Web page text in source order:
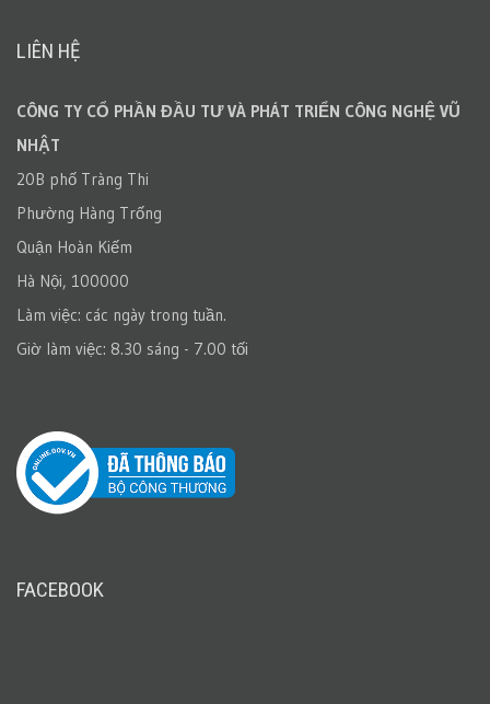
LIÊN HỆ
CÔNG TY CỔ PHẦN ĐẦU TƯ VÀ PHÁT TRIỂN CÔNG NGHỆ VŨ
NHẬT
20B phố Tràng Thi
Phường Hàng Trống
Quận Hoàn Kiếm
Hà Nội, 100000
Làm việc: các ngày trong tuần.
Giờ làm việc: 8.30 sáng - 7.00 tối
FACEBOOK